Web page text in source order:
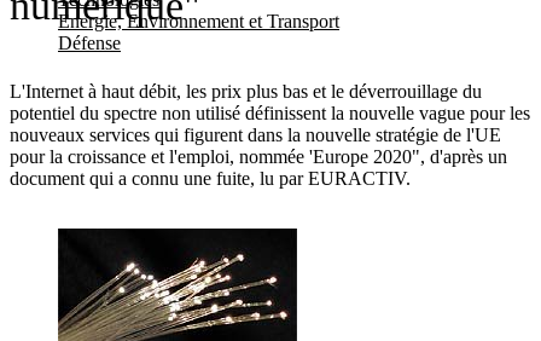
Energie, Environnement et Transport
Défense
L'Internet à haut débit, les prix plus bas et le déverrouillage du
potentiel du spectre non utilisé définissent la nouvelle vague pour les
nouveaux services qui figurent dans la nouvelle stratégie de l'UE
pour la croissance et l'emploi, nommée 'Europe 2020", d'après un
document qui a connu une fuite, lu par EURACTIV.